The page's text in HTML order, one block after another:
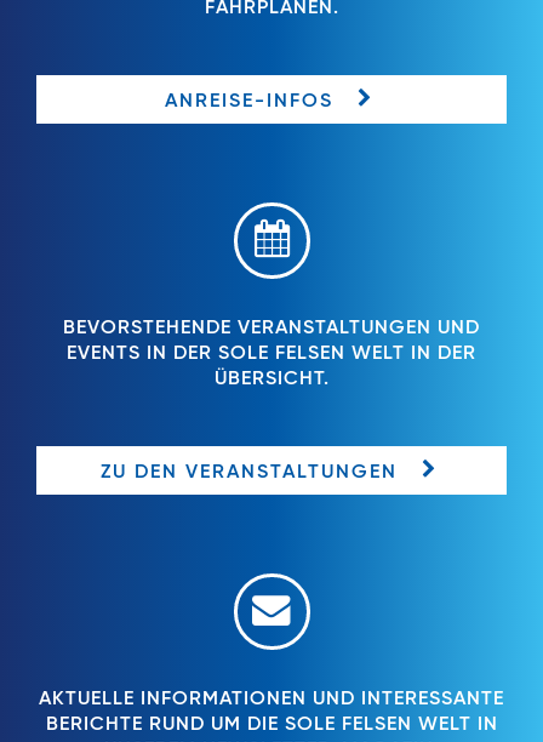
FAHRPLÄNEN.
ANREISE-INFOS
BEVORSTEHENDE VERANSTALTUNGEN UND
EVENTS IN DER SOLE FELSEN WELT IN DER
ÜBERSICHT.
ZU DEN VERANSTALTUNGEN
AKTUELLE INFORMATIONEN UND INTERESSANTE
BERICHTE RUND UM DIE SOLE FELSEN WELT IN